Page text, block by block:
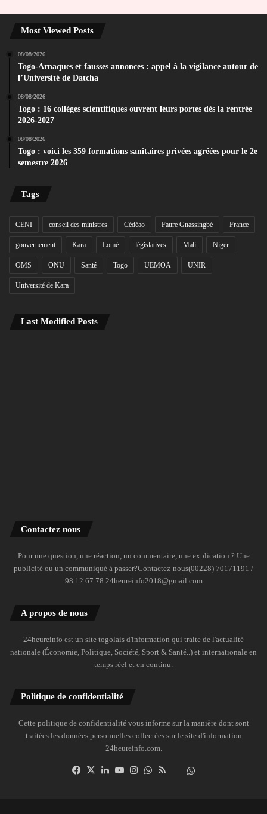
Most Viewed Posts
08/08/2026
Togo-Arnaques et fausses annonces : appel à la vigilance autour de
l’Université de Datcha
08/08/2026
Togo : 16 collèges scientifiques ouvrent leurs portes dès la rentrée
2026-2027
08/08/2026
Togo : voici les 359 formations sanitaires privées agréées pour le 2e
semestre 2026
Tags
CENI conseil des ministres Cédéao Faure Gnassingbé France
gouvernement Kara Lomé législatives Mali Niger
OMS ONU Santé Togo UEMOA UNIR
Université de Kara
Last Modified Posts
Contactez nous
Pour une question, une réaction, un commentaire, une explication ? Une
publicité ou un communiqué à passer?Contactez-nous(00228) 70171191 /
98 12 67 78 24heureinfo2018@gmail.com
A propos de nous
24heureinfo est un site togolais d'information qui traite de l'actualité
nationale (Économie, Politique, Société, Sport & Santé..) et internationale en
temps réel et en continu.
Politique de confidentialité
Cette politique de confidentialité vous informe sur la manière dont sont
traitées les données personnelles collectées sur le site d'information
24heureinfo.com.
Facebook
X LinkedinYouTubeInstagramWhatsAppDailymotion